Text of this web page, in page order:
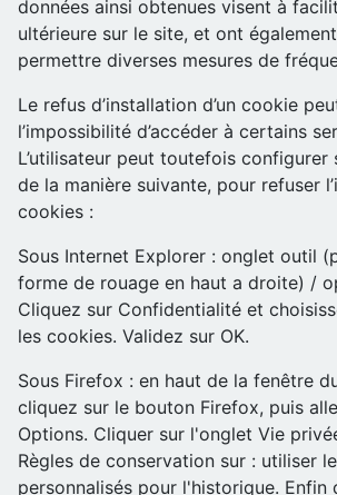
données ainsi obtenues visent à
ultérieure sur le site, et ont
permettre diverses mesures de
Le refus d’installation d’un cookie
l’impossibilité d’accéder à certains
L’utilisateur peut toutefois configurer
de la manière suivante, pour refuser
cookies :
Sous Internet Explorer : onglet outil
forme de rouage en haut a droite) /
Cliquez sur Confidentialité et
les cookies. Validez sur OK.
Sous Firefox : en haut de la fenêtre
cliquez sur le bouton Firefox, puis
Options. Cliquer sur l'onglet Vie
Règles de conservation sur : utiliser
personnalisés pour l'historique. Enfin